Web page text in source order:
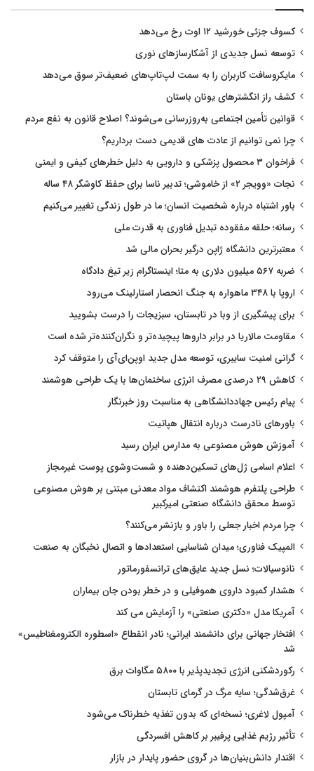
کسوف جزئی خورشید ۱۲ اوت رخ می‌دهد
توسعه نسل جدیدی از آشکارسازهای نوری
مایکروسافت کاربران را به سمت لپ‌تاپ‌های ضعیف‌تر سوق می‌دهد
کشف راز انگشترهای یونان باستان
قوانین تأمین اجتماعی به‌روزرسانی می‌شوند؟ اصلاح قانون به نفع مردم
چرا نمی توانیم از عادت های قدیمی دست برداریم؟
فراخوان ۳ محصول پزشکی و دارویی به دلیل خطرهای کیفی و ایمنی
نجات «وویجر ۲» از خاموشی؛ تدبیر ناسا برای حفظ کاوشگر ۴۸ ساله
باور اشتباه درباره شخصیت انسان؛ ما در طول زندگی تغییر می‌کنیم
رسانه؛ حلقه مفقوده تبدیل فناوری به قدرت ملی
معتبرترین دانشگاه ژاپن درگیر بحران مالی شد
ضربه ۵۶۷ میلیون دلاری به متا؛ اینستاگرام زیر تیغ دادگاه
اروپا با ۳۴۸ ماهواره به جنگ انحصار استارلینک می‌رود
برای پیشگیری از وبا در تابستان، سبزیجات را درست بشویید
مقاومت مالاریا در برابر داروها پیچیده‌تر و نگران‌کننده‌تر شده است
گرانی امنیت سایبری، توسعه مدل جدید اوپن‌ای‌آی را متوقف کرد
کاهش ۲۹ درصدی مصرف انرژی ساختمان‌ها با یک طراحی هوشمند
پیام رئیس جهاددانشگاهی به مناسبت روز خبرنگار
باورهای نادرست درباره انتقال هپاتیت
آموزش هوش مصنوعی به مدارس ایران رسید
اعلام اسامی ژل‌های تسکین‌دهنده و شست‌وشوی پوست غیرمجاز
طراحی پلتفرم هوشمند اکتشاف مواد معدنی مبتنی بر هوش مصنوعی
توسط محقق دانشگاه صنعتی امیرکبیر
چرا مردم اخبار جعلی را باور و بازنشر می‌کنند؟
المپیک فناوری؛ میدان شناسایی استعدادها و اتصال نخبگان به صنعت
نانوسیالات؛ نسل جدید عایق‌های ترانسفورماتور
هشدار کمبود داروی هموفیلی و در خطر بودن جان بیماران
آمریکا مدل «دکتری صنعتی» را آزمایش می کند
افتخار جهانی برای دانشمند ایرانی؛ نادر انقطاع «اسطوره الکترومغناطیس»
شد
رکوردشکنی انرژی تجدیدپذیر با ۵۸۰۰ مگاوات برق
غرق‌شدگی؛ سایه مرگ در گرمای تابستان
آمپول لاغری؛ نسخه‌ای که بدون تغذیه خطرناک می‌شود
تأثیر رژیم غذایی پرفیبر بر کاهش افسردگی
اقتدار دانش‌بنیان‌ها در گروی حضور پایدار در بازار